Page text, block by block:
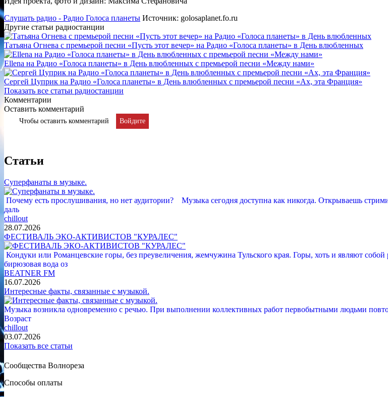
Слушать радио - Радио Голоса планеты Источник: golosaplanet.fo.ru
Другие статьи радиостанции
Татьяна Огнева с премьерой песни «Пусть этот вечер» на Радио «Голоса планеты» в День влюбленных
Ellena на Радио «Голоса планеты» в День влюбленных с премьерой песни «Между нами»
Сергей Цуприк на Радио «Голоса планеты» в День влюбленных с премьерой песни «Ах, эта Франция»
Показать все статьи радиостанции
Комментарии
Оставить комментарий
Чтобы оставить комментарий Войдите
Статьи
Суперфанаты в музыке.
Почему есть прослушивания, но нет аудитории? Музыка сегодня доступна как никогда. Открываешь
даль
chillout
28.07.2026
ФЕСТИВАЛЬ ЭКО-АКТИВИСТОВ "КУРАЛЕС"
Кондуки или Романцевские горы, без преувеличения, жемчужина Тульского края. Горы, хоть и являют
бирюзовая вода оз
BEATNER FM
16.07.2026
Интересные факты, связанные с музыкой.
Музыка возникла одновременно с речью. При выполнении коллективных работ первобытными людьми
Возраст
chillout
03.07.2026
Показать все статьи
Сообщества Волнореза
Способы оплаты